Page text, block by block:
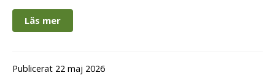
Läs mer
Publicerat 22 maj 2026